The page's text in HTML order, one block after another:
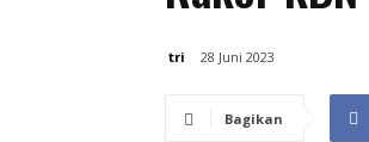
tri 28 Juni 2023
Bagikan